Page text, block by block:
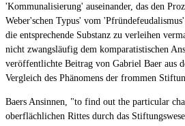
'Kommunalisierung' auseinander, das den
Weber'schen Typus' vom
die entsprechende Substanz zu verleihen
nicht zwangsläufig dem komparatistischen
veröffentlichte Beitrag von Gabriel Baer aus
Vergleich des Phänomens der frommen
Baers Ansinnen, "to find out the particular
oberflächlichen Rittes durch das